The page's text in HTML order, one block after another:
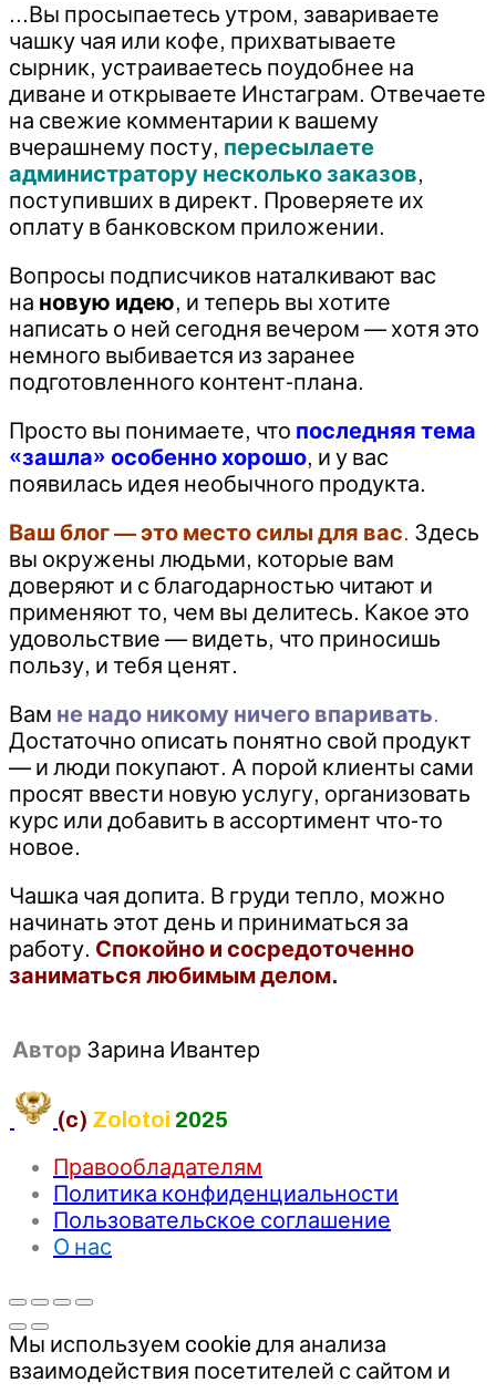
…Вы просыпаетесь утром, завариваете
чашку чая или кофе, прихватываете
сырник, устраиваетесь поудобнее на
диване и открываете Инстаграм. Отвечаете
на свежие комментарии к вашему
вчерашнему посту, пересылаете
администратору несколько заказов,
поступивших в директ. Проверяете их
оплату в банковском приложении.
Вопросы подписчиков наталкивают вас
на новую идею, и теперь вы хотите
написать о ней сегодня вечером — хотя это
немного выбивается из заранее
подготовленного контент-плана.
Просто вы понимаете, что последняя тема
«зашла» особенно хорошо, и у вас
появилась идея необычного продукта.
Ваш блог — это место силы для вас. Здесь
вы окружены людьми, которые вам
доверяют и с благодарностью читают и
применяют то, чем вы делитесь. Какое это
удовольствие — видеть, что приносишь
пользу, и тебя ценят.
Вам не надо никому ничего впаривать.
Достаточно описать понятно свой продукт
— и люди покупают. А порой клиенты сами
просят ввести новую услугу, организовать
курс или добавить в ассортимент что-то
новое.
Чашка чая допита. В груди тепло, можно
начинать этот день и приниматься за
работу. Спокойно и сосредоточенно
заниматься любимым делом.
Автор Зарина Ивантер
(c) Zolotoi 2025
Правообладателям
Политика конфиденциальности
Пользовательское соглашение
О нас
Мы используем cookie для анализа
взаимодействия посетителей с сайтом и